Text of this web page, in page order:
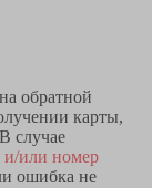
обратной
карты,
случае
или номер
ошибка не